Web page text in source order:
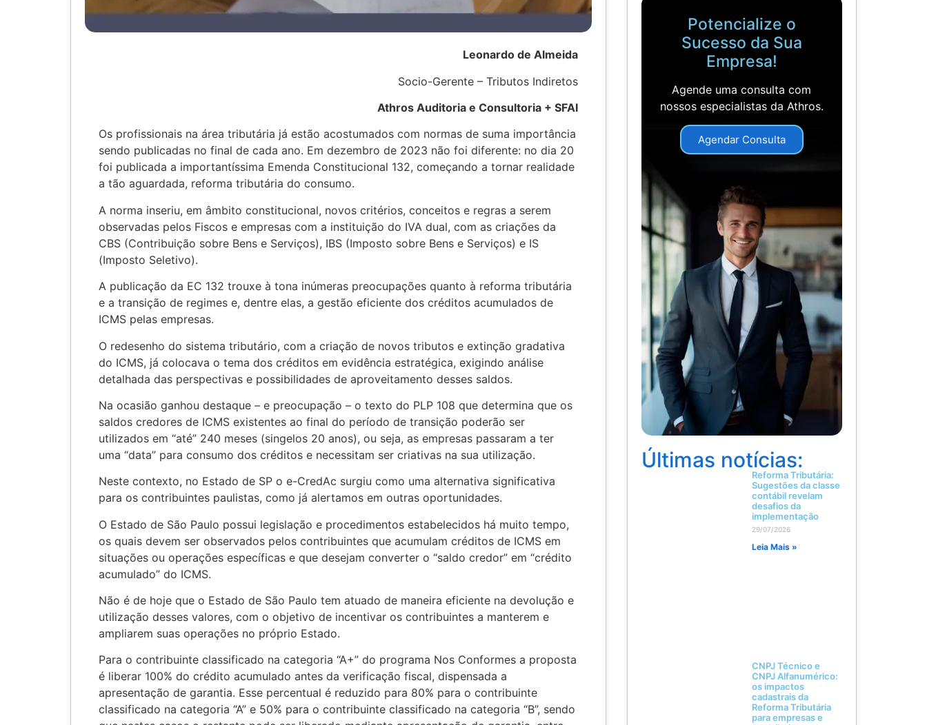
Leonardo de Almeida
Socio-Gerente – Tributos Indiretos
Athros Auditoria e Consultoria + SFAI
Os profissionais na área tributária já estão acostumados com normas de suma importância
sendo publicadas no final de cada ano. Em dezembro de 2023 não foi diferente: no dia 20
foi publicada a importantíssima Emenda Constitucional 132, começando a tornar realidade
a tão aguardada, reforma tributária do consumo.
A norma inseriu, em âmbito constitucional, novos critérios, conceitos e regras a serem
observadas pelos Fiscos e empresas com a instituição do IVA dual, com as criações da
CBS (Contribuição sobre Bens e Serviços), IBS (Imposto sobre Bens e Serviços) e IS
(Imposto Seletivo).
A publicação da EC 132 trouxe à tona inúmeras preocupações quanto à reforma tributária
e a transição de regimes e, dentre elas, a gestão eficiente dos créditos acumulados de
ICMS pelas empresas.
O redesenho do sistema tributário, com a criação de novos tributos e extinção gradativa
do ICMS, já colocava o tema dos créditos em evidência estratégica, exigindo análise
detalhada das perspectivas e possibilidades de aproveitamento desses saldos.
Na ocasião ganhou destaque – e preocupação – o texto do PLP 108 que determina que os
saldos credores de ICMS existentes ao final do período de transição poderão ser
utilizados em “até” 240 meses (singelos 20 anos), ou seja, as empresas passaram a ter
uma “data” para consumo dos créditos e necessitam ser criativas na sua utilização.
Neste contexto, no Estado de SP o e-CredAc surgiu como uma alternativa significativa
para os contribuintes paulistas, como já alertamos em outras oportunidades.
O Estado de São Paulo possui legislação e procedimentos estabelecidos há muito tempo,
os quais devem ser observados pelos contribuintes que acumulam créditos de ICMS em
situações ou operações específicas e que desejam converter o “saldo credor” em “crédito
acumulado” do ICMS.
Não é de hoje que o Estado de São Paulo tem atuado de maneira eficiente na devolução e
utilização desses valores, com o objetivo de incentivar os contribuintes a manterem e
ampliarem suas operações no próprio Estado.
Para o contribuinte classificado na categoria “A+” do programa Nos Conformes a proposta
é liberar 100% do crédito acumulado antes da verificação fiscal, dispensada a
apresentação de garantia. Esse percentual é reduzido para 80% para o contribuinte
classificado na categoria “A” e 50% para o contribuinte classificado na categoria “B”, sendo
Potencialize o
Sucesso da Sua
Empresa!
Agende uma consulta com
nossos especialistas da Athros.
Agendar Consulta
Últimas notícias:
Reforma Tributária:
Sugestões da classe
contábil revelam
desafios da
implementação
29/07/2026
Leia Mais »
CNPJ Técnico e
CNPJ Alfanumérico:
os impactos
cadastrais da
Reforma Tributária
para empresas e